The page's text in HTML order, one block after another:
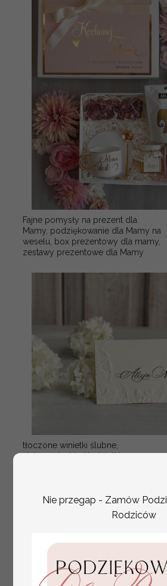
Fajne pomysły na prezent dla
Mamy, podziękowanie dla Mamy na
weselu, box prezentowy dla mamy,
zestawy prezentowe dla Mamy
tłoczone winietki ślubne,
ślubne wizytówki winietki
winietkach ślubnych
Nie przegap - Zamów
Rodziców